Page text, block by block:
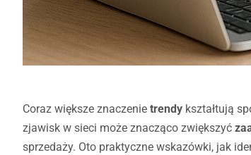
Coraz większe znaczenie trendy kształtują
zjawisk w sieci może znacząco zwiększyć
sprzedaży. Oto praktyczne wskazówki, jak